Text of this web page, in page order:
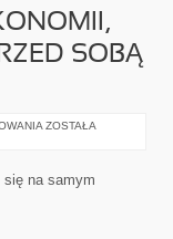
SOBĄ
GASTRONOMIA
PRĘŻNIE
ZOSTAŁA
się na samym